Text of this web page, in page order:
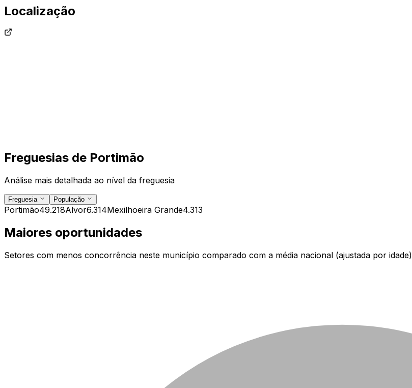
Localização
Freguesias de Portimão
Análise mais detalhada ao nível da freguesia
Freguesia População
Portimão49.218Alvor6.314Mexilhoeira Grande4.313
Maiores oportunidades
Setores com menos concorrência neste município comparado com a média nacional (ajustada por idade)